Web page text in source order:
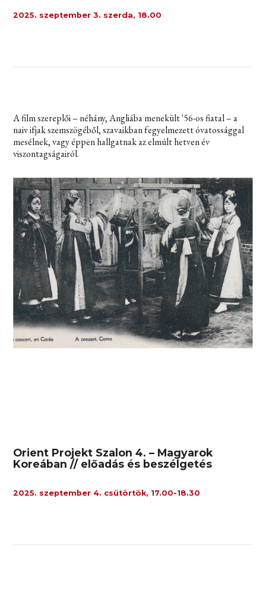
2025. szeptember 3. szerda, 18.00
A film szereplői – néhány, Angliába menekült '56-os fiatal – a
naiv ifjak szemszögéből, szavaikban fegyelmezett óvatossággal
mesélnek, vagy éppen hallgatnak az elmúlt hetven év
viszontagságairól.
Orient Projekt Szalon 4. – Magyarok
Koreában // előadás és beszélgetés
2025. szeptember 4. csütörtök, 17.00-18.30